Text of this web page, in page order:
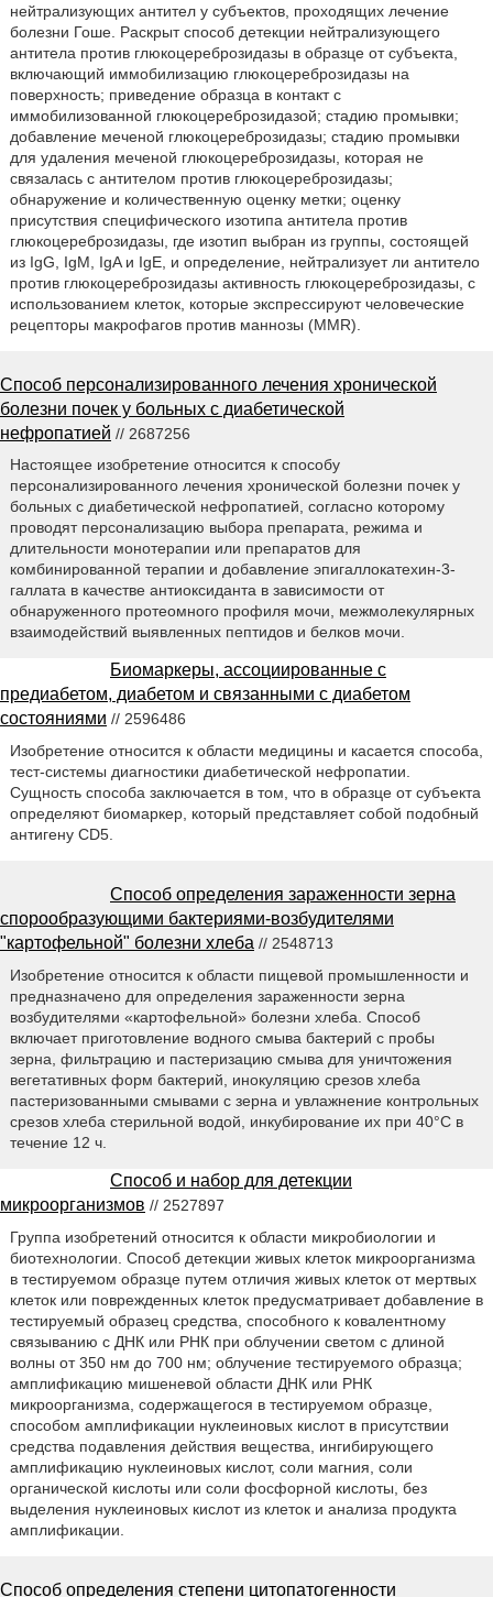
нейтрализующих антител у субъектов, проходящих лечение
болезни Гоше. Раскрыт способ детекции нейтрализующего
антитела против глюкоцереброзидазы в образце от субъекта,
включающий иммобилизацию глюкоцереброзидазы на
поверхность; приведение образца в контакт с
иммобилизованной глюкоцереброзидазой; стадию промывки;
добавление меченой глюкоцереброзидазы; стадию промывки
для удаления меченой глюкоцереброзидазы, которая не
связалась с антителом против глюкоцереброзидазы;
обнаружение и количественную оценку метки; оценку
присутствия специфического изотипа антитела против
глюкоцереброзидазы, где изотип выбран из группы, состоящей
из IgG, IgM, IgA и IgE, и определение, нейтрализует ли антитело
против глюкоцереброзидазы активность глюкоцереброзидазы, с
использованием клеток, которые экспрессируют человеческие
рецепторы макрофагов против маннозы (MMR).
Способ персонализированного лечения хронической
болезни почек у больных с диабетической
нефропатией // 2687256
Настоящее изобретение относится к способу
персонализированного лечения хронической болезни почек у
больных с диабетической нефропатией, согласно которому
проводят персонализацию выбора препарата, режима и
длительности монотерапии или препаратов для
комбинированной терапии и добавление эпигаллокатехин-3-
галлата в качестве антиоксиданта в зависимости от
обнаруженного протеомного профиля мочи, межмолекулярных
взаимодействий выявленных пептидов и белков мочи.
Биомаркеры, ассоциированные с
предиабетом, диабетом и связанными с диабетом
состояниями // 2596486
Изобретение относится к области медицины и касается способа,
тест-системы диагностики диабетической нефропатии.
Сущность способа заключается в том, что в образце от субъекта
определяют биомаркер, который представляет собой подобный
антигену CD5.
Способ определения зараженности зерна
спорообразующими бактериями-возбудителями
"картофельной" болезни хлеба // 2548713
Изобретение относится к области пищевой промышленности и
предназначено для определения зараженности зерна
возбудителями «картофельной» болезни хлеба. Способ
включает приготовление водного смыва бактерий с пробы
зерна, фильтрацию и пастеризацию смыва для уничтожения
вегетативных форм бактерий, инокуляцию срезов хлеба
пастеризованными смывами с зерна и увлажнение контрольных
срезов хлеба стерильной водой, инкубирование их при 40°С в
течение 12 ч.
Способ и набор для детекции
микроорганизмов // 2527897
Группа изобретений относится к области микробиологии и
биотехнологии. Способ детекции живых клеток микроорганизма
в тестируемом образце путем отличия живых клеток от мертвых
клеток или поврежденных клеток предусматривает добавление в
тестируемый образец средства, способного к ковалентному
связыванию с ДНК или РНК при облучении светом с длиной
волны от 350 нм до 700 нм; облучение тестируемого образца;
амплификацию мишеневой области ДНК или РНК
микроорганизма, содержащегося в тестируемом образце,
способом амплификации нуклеиновых кислот в присутствии
средства подавления действия вещества, ингибирующего
амплификацию нуклеиновых кислот, соли магния, соли
органической кислоты или соли фосфорной кислоты, без
выделения нуклеиновых кислот из клеток и анализа продукта
амплификации.
Способ определения степени цитопатогенности